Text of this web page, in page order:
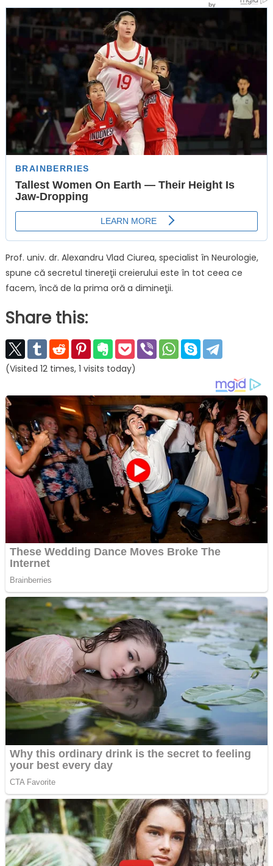
Prof. univ. dr. Alexandru Vlad Ciurea, specialist în Neurologie,
spune că secretul tinereţii creierului este în tot ceea ce
facem, încă de la prima oră a dimineţii.
Share this:
(Visited 12 times, 1 visits today)